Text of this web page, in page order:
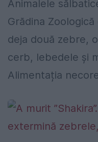
Animalele
Grădina
deja două zebre,
cerb, lebedele și
Alimentația